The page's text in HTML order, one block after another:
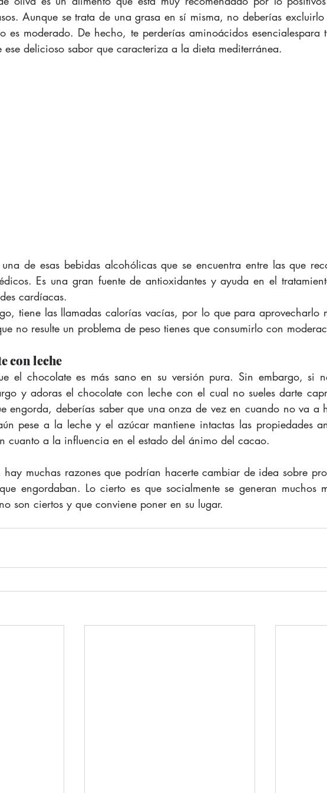
Aunque se trata de una grasa en sí misma, no deberías
es moderado. De hecho, te perderías aminoácidos esencialespara
ese delicioso sabor que caracteriza a la dieta mediterránea.
de esas bebidas alcohólicas que se encuentra entre las que
Es una gran fuente de antioxidantes y ayuda en el
cardíacas.
tiene las llamadas calorías vacías, por lo que para aprovecharlo
no resulte un problema de peso tienes que consumirlo con
con leche
el chocolate es más sano en su versión pura. Sin embargo, si
y adoras el chocolate con leche con el cual no sueles darte
engorda, deberías saber que una onza de vez en cuando no va a
pese a la leche y el azúcar mantiene intactas las propiedades
cuanto a la influencia en el estado del ánimo del cacao.
hay muchas razones que podrían hacerte cambiar de idea sobre
engordaban. Lo cierto es que socialmente se generan muchos
son ciertos y que conviene poner en su lugar.